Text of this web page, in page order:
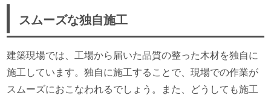
スムーズな独自施工
建築現場では、工場から届いた品質の整った木材を独自に
施工しています。独自に施工することで、現場での作業が
スムーズにおこなわれるでしょう。また、どうしても施工